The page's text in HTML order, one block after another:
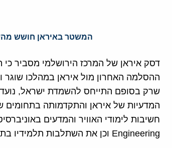
המשטר באיראן חושש
דסק איראן של המרכז הירושלמי מסביר
ההסלמה האחרון מול איראן במהלכו שוגר
שרק בסופם התייחס להשמדת ישראל,
המדעיות של איראן והתקדמותה בתחומים
Engineering וכן את השתלבות תלמידיו בתפקידי האוויר השונים באיראן.